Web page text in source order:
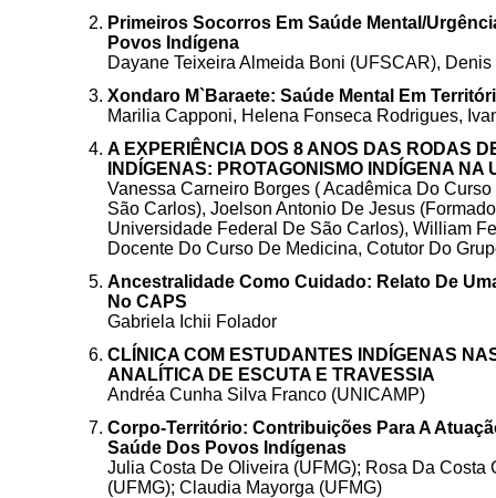
Primeiros Socorros Em Saúde Mental/
Povos Indígena
Dayane Teixeira Almeida Boni (UFSCAR),
Xondaro M`Baraete: Saúde Mental Em
Marilia Capponi, Helena Fonseca Rodrigues,
A EXPERIÊNCIA DOS 8 ANOS DAS RODAS
INDÍGENAS: PROTAGONISMO INDÍGENA NA
Vanessa Carneiro Borges ( Acadêmica Do
São Carlos), Joelson Antonio De Jesus
Universidade Federal De São Carlos), William
Docente Do Curso De Medicina, Cotutor Do
Ancestralidade Como Cuidado: Relato De
No CAPS
Gabriela Ichii Folador
CLÍNICA COM ESTUDANTES INDÍGENAS
ANALÍTICA DE ESCUTA E TRAVESSIA
Andréa Cunha Silva Franco (UNICAMP)
Corpo-Território: Contribuições Para A
Saúde Dos Povos Indígenas
Julia Costa De Oliveira (UFMG); Rosa Da
(UFMG); Claudia Mayorga (UFMG)